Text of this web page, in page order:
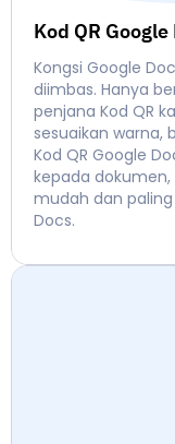
Kod QR Google
Kongsi Google
diimbas. Hanya
penjana Kod QR
sesuaikan warna,
Kod QR Google
kepada
mudah dan
Docs.